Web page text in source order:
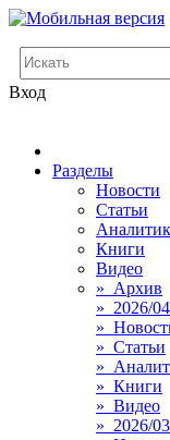
Вход
Разделы
Новости
Статьи
Книги
Видео
» Архив
» 2026/04
»
» Статьи
»
» Книги
» Видео
» 2026/03